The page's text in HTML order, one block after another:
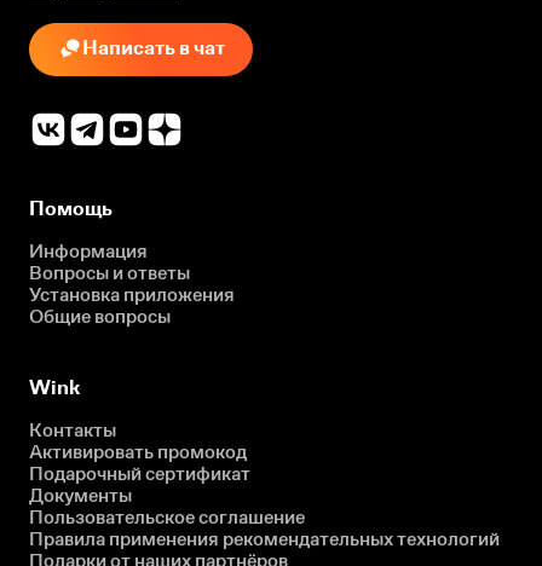
Написать в чат
Помощь
Информация
Вопросы и ответы
Установка приложения
Общие вопросы
Wink
Контакты
Активировать промокод
Подарочный сертификат
Документы
Пользовательское соглашение
Правила применения рекомендательных технологий
Подарки от наших партнёров